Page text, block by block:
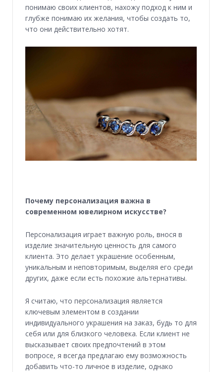
понимаю своих клиентов, нахожу подход к ним и
глубже понимаю их желания, чтобы создать то,
что они действительно хотят.
Почему персонализация важна в
современном ювелирном искусстве?
Персонализация играет важную роль, внося в
изделие значительную ценность для самого
клиента. Это делает украшение особенным,
уникальным и неповторимым, выделяя его среди
других, даже если есть похожие альтернативы.
Я считаю, что персонализация является
ключевым элементом в создании
индивидуального украшения на заказ, будь то для
себя или для близкого человека. Если клиент не
высказывает своих предпочтений в этом
вопросе, я всегда предлагаю ему возможность
добавить что-то личное в изделие, однако